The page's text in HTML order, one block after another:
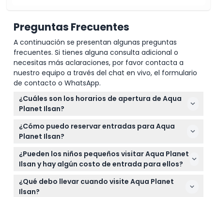
Preguntas Frecuentes
A continuación se presentan algunas preguntas
frecuentes. Si tienes alguna consulta adicional o
necesitas más aclaraciones, por favor contacta a
nuestro equipo a través del chat en vivo, el formulario
de contacto o WhatsApp.
¿Cuáles son los horarios de apertura de Aqua
Planet Ilsan?
Aqua Planet Ilsan está abierto todos los días de
10:00 a.m. a 6:00 p.m., con la última entrada a las
momento de la reserva).
¿Cómo puedo reservar entradas para Aqua
Planet Ilsan?
Puede reservar sus entradas para Aqua Planet Ilsan
fácil y seguro a través del sistema de reservas en
línea de este sitio web para garantizar su entrada
en la fecha deseada.
¿Pueden los niños pequeños visitar Aqua Planet
Ilsan y hay algún costo de entrada para ellos?
Los niños de 0 a 2 años pueden entrar a Aqua
Planet Ilsan gratis, lo que lo convierte en una
¿Qué debo llevar cuando visite Aqua Planet
Ilsan?